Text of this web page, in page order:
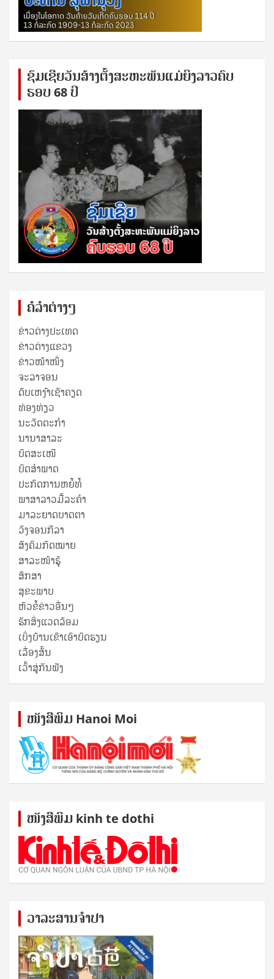
ຊົ​ມ​ເຊີຍ​ວັນ​ສ້າງ​ຕັ້ງ​ສະ​ຫະ​ພັນ​ແມ່​ຍິງ​​ລາວຄົບ​
ຮອບ 68 ປິ
ຄໍລຳຕ່າງໆ
ຂ່າວຕ່າງປະເທດ
ຂ່າວ​ຕ່າງ​ແຂວງ
ຂ່າວໜ້າໜຶ່ງ
ຈະລາຈອນ
ດັບເຫງົາເຊົາຄຽດ
ທ່ອງທ່ຽວ
ນະວັດຕະກໍາ
ນານາສາລະ
ບົດສະເໜີ
ບົດສໍາພາດ
ປະກົດການຫຍໍ້ທໍ້
ພາສາລາວມື້ລະຄຳ
ມາລະຍາດບາດຕາ
ວົງຈອນກີລາ
ສັງຄົມກົດໝາຍ
ສາລະໜ້າຮູ້
ສຶກສາ
ສຸ​ຂະ​ພາບ
ຫົວຂໍ້ຂ່າວອື່ນໆ
ຮັກສິ່ງແວດລ້ອມ
ເບິ່ງບ້ານເຂົາເອົາບົດຮຽນ
ເລື່ອງສັ້ນ
ເວົ້າສູ່ກັນຟັງ
ໜັງ​ສື​ພິມ Hanoi Moi
ໜັງ​ສື​ພິມ kinh te dothi
ວາລະສານຈຳປາ